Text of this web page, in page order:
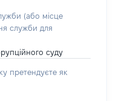
(або місце
служби для
суду
претендуєте як